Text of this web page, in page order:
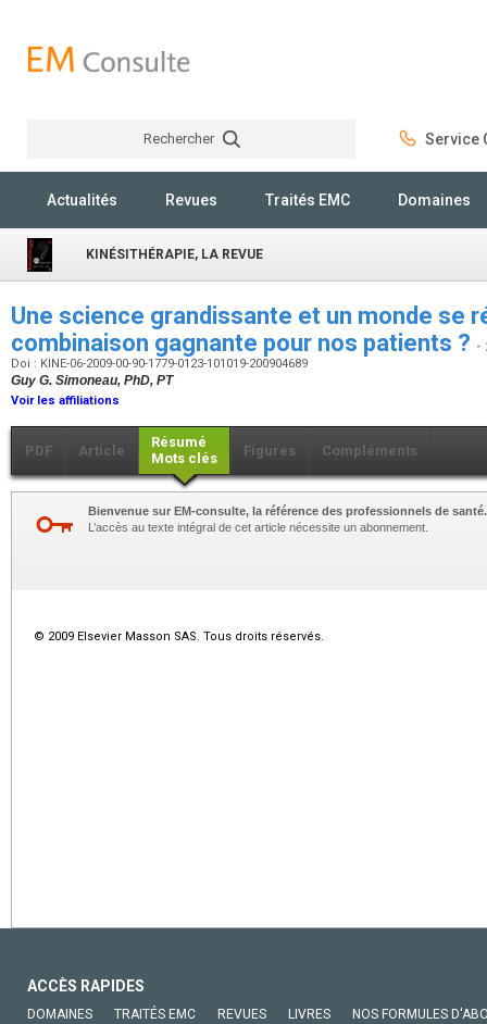
Rechercher Service
Actualités Revues Traités EMC Domaines
KINÉSITHÉRAPIE, LA REVUE
Une science grandissante et un monde se
combinaison gagnante pour nos patients ? -
Doi : KINE-06-2009-00-90-1779-0123-101019-200904689
Guy G. Simoneau, PhD, PT
Voir les affiliations
PDF Article
Résumé
Mots clés
Figures Compléments
Bienvenue sur EM-consulte, la référence des professionnels de santé.
L’accès au texte intégral de cet article nécessite un abonnement.
© 2009 Elsevier Masson SAS. Tous droits réservés.
ACCÈS RAPIDES
DOMAINES TRAITÉS EMC REVUES LIVRES NOS FORMULES